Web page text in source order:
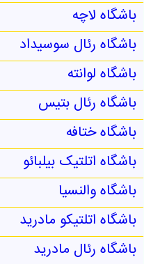
باشگاه لاچه
باشگاه رئال سوسیداد
باشگاه لوانته
باشگاه رئال بتیس
باشگاه ختافه
باشگاه اتلتیک بیلبائو
باشگاه والنسیا
باشگاه اتلتیکو مادرید
باشگاه رئال مادرید